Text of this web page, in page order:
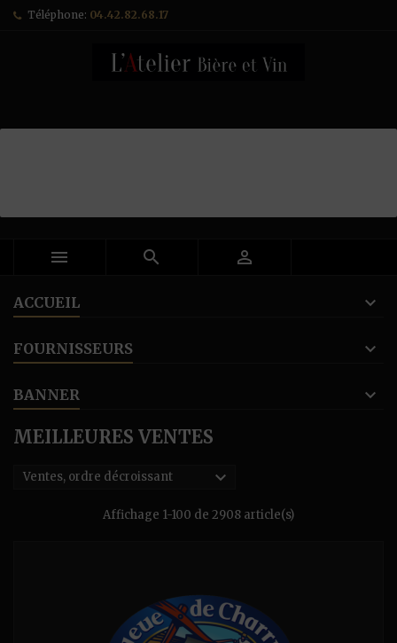
Téléphone: 04.42.82.68.17
  
ACCUEIL
FOURNISSEURS
BANNER
MEILLEURES VENTES
Ventes, ordre décroissant 
Affichage 1-100 de 2908 article(s)